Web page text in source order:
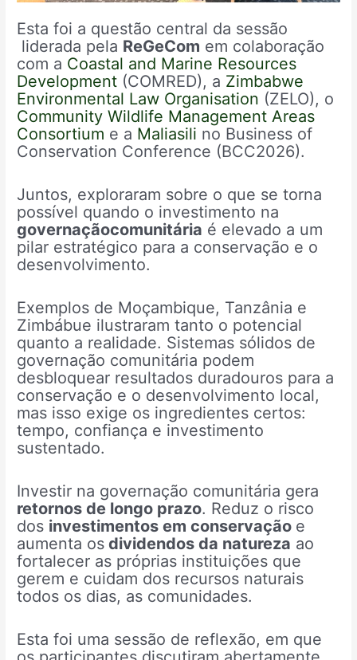
Esta foi a questão central da sessão
liderada pela ReGeCom em colaboração
com a Coastal and Marine Resources
Development (COMRED), a Zimbabwe
Environmental Law Organisation (ZELO), o
Community Wildlife Management Areas
Consortium e a Maliasili no Business of
Conservation Conference (BCC2026).
Juntos, exploraram sobre o que se torna
possível quando o investimento na
governaçãocomunitária é elevado a um
pilar estratégico para a conservação e o
desenvolvimento.
Exemplos de Moçambique, Tanzânia e
Zimbábue ilustraram tanto o potencial
quanto a realidade. Sistemas sólidos de
governação comunitária podem
desbloquear resultados duradouros para a
conservação e o desenvolvimento local,
mas isso exige os ingredientes certos:
tempo, confiança e investimento
sustentado.
Investir na governação comunitária gera
retornos de longo prazo. Reduz o risco
dos investimentos em conservação e
aumenta os dividendos da natureza ao
fortalecer as próprias instituições que
gerem e cuidam dos recursos naturais
todos os dias, as comunidades.
Esta foi uma sessão de reflexão, em que